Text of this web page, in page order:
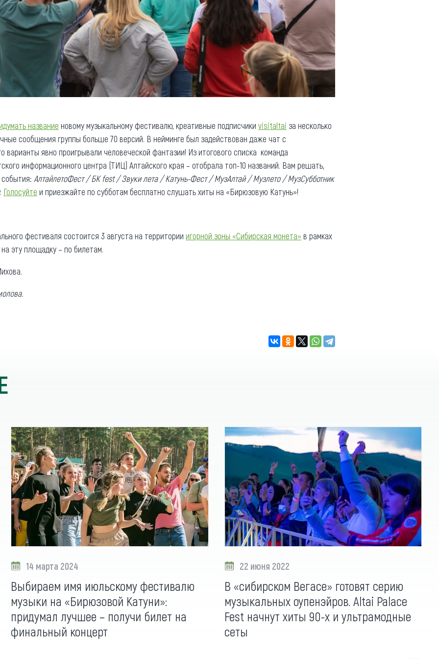
название новому музыкальному фестивалю, креативные подписчики visitaltai за несколько
сообщения группы больше 70 версий. В нейминге был задействован даже чат с
варианты явно проигрывали человеческой фантазии! Из итогового списка команда
информационного центра (ТИЦ) Алтайского края – отобрала топ-10 названий. Вам решать,
АлтайлетоФест / БК fest / Звуки лета / Катунь-Фест / МузАлтай / Музлето / МузСубботник
. Голосуйте и приезжайте по субботам бесплатно слушать хиты на «Бирюзовую Катунь»!
фестиваля состоится 3 августа на территории игорной зоны «Сибирская монета» в рамках
эту площадку – по билетам.
14 марта 2024
Выбираем имя июльскому фестивалю
музыки на «Бирюзовой Катуни»:
придумал лучшее – получи билет на
финальный концерт
22 июня 2022
В «сибирском Вегасе» готовят серию
музыкальных оупенэйров. Altai Palace
Fest начнут хиты 90-х и ультрамодные
сеты